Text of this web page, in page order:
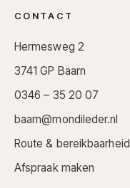
CONTACT
Hermesweg 2
3741 GP Baarn
0346 – 35 20 07
baarn@mondileder.nl
Route & bereikbaarheid
Afspraak maken